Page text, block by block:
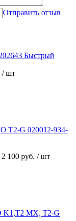
Отправить отзыв
Быстрый
/ шт
2 100 руб. / шт